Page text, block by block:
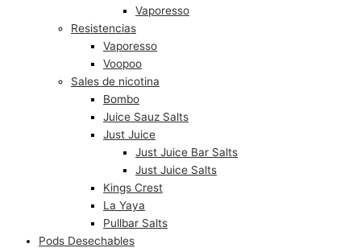
Vaporesso
Resistencias
Vaporesso
Voopoo
Sales de nicotina
Bombo
Juice Sauz Salts
Just Juice
Just Juice Bar Salts
Just Juice Salts
Kings Crest
La Yaya
Pullbar Salts
Pods Desechables